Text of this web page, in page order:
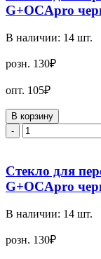
G+OCApro
В наличии: 14 шт.
розн. 130₽
опт. 105₽
В корзину
-
Стекло для
G+OCApro
В наличии: 14 шт.
розн. 130₽